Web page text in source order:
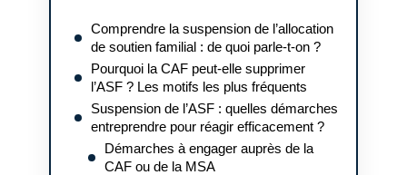
Comprendre la suspension de l’allocation
de soutien familial : de quoi parle-t-on ?
Pourquoi la CAF peut-elle supprimer
l’ASF ? Les motifs les plus fréquents
Suspension de l’ASF : quelles démarches
entreprendre pour réagir efficacement ?
Démarches à engager auprès de la
CAF ou de la MSA